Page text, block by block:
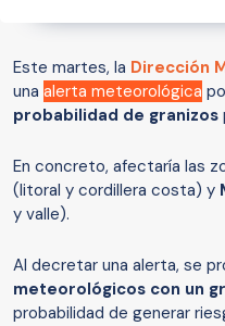
Este martes, la Dirección
una alerta meteorológica
probabilidad de granizos
En concreto, afectaría las
(litoral y cordillera costa) y
y valle).
Al decretar una alerta, se
meteorológicos con un
probabilidad de generar